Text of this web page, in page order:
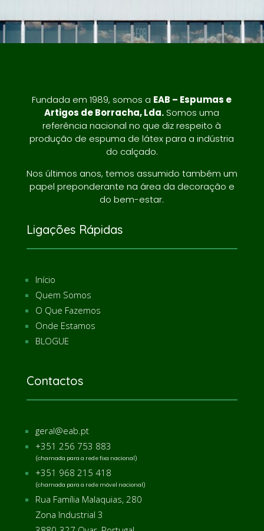
Fundada em 1989, somos a EAB – Espumas e
Artigos de Borracha, Lda.Somos uma
referência nacional no que diz respeito à
produção de espuma de látex para a indústria
do calçado.
Nos últimos anos, temos assumido também um
papel preponderante na área da decoração e
do bem-estar.
Ligações Rápidas
Início
Quem Somos
O Que Fazemos
Onde Estamos
BLOGUE
Contactos
geral@eab.pt
+351 256 753 883
(chamada para a rede fixa nacional)
+351 968 215 418
(chamada para a rede móvel nacional)
Rua Família Malaquias, 280
Zona Industrial 3